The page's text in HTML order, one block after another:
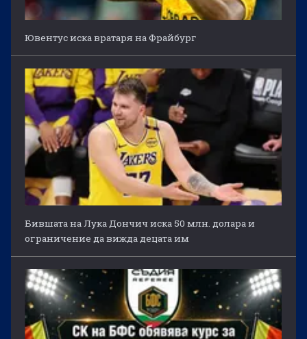
Ювентус иска вратаря на Фрайбург
Бившата на Лука Дончич иска 50 млн. долара и
ограничение да вижда децата им